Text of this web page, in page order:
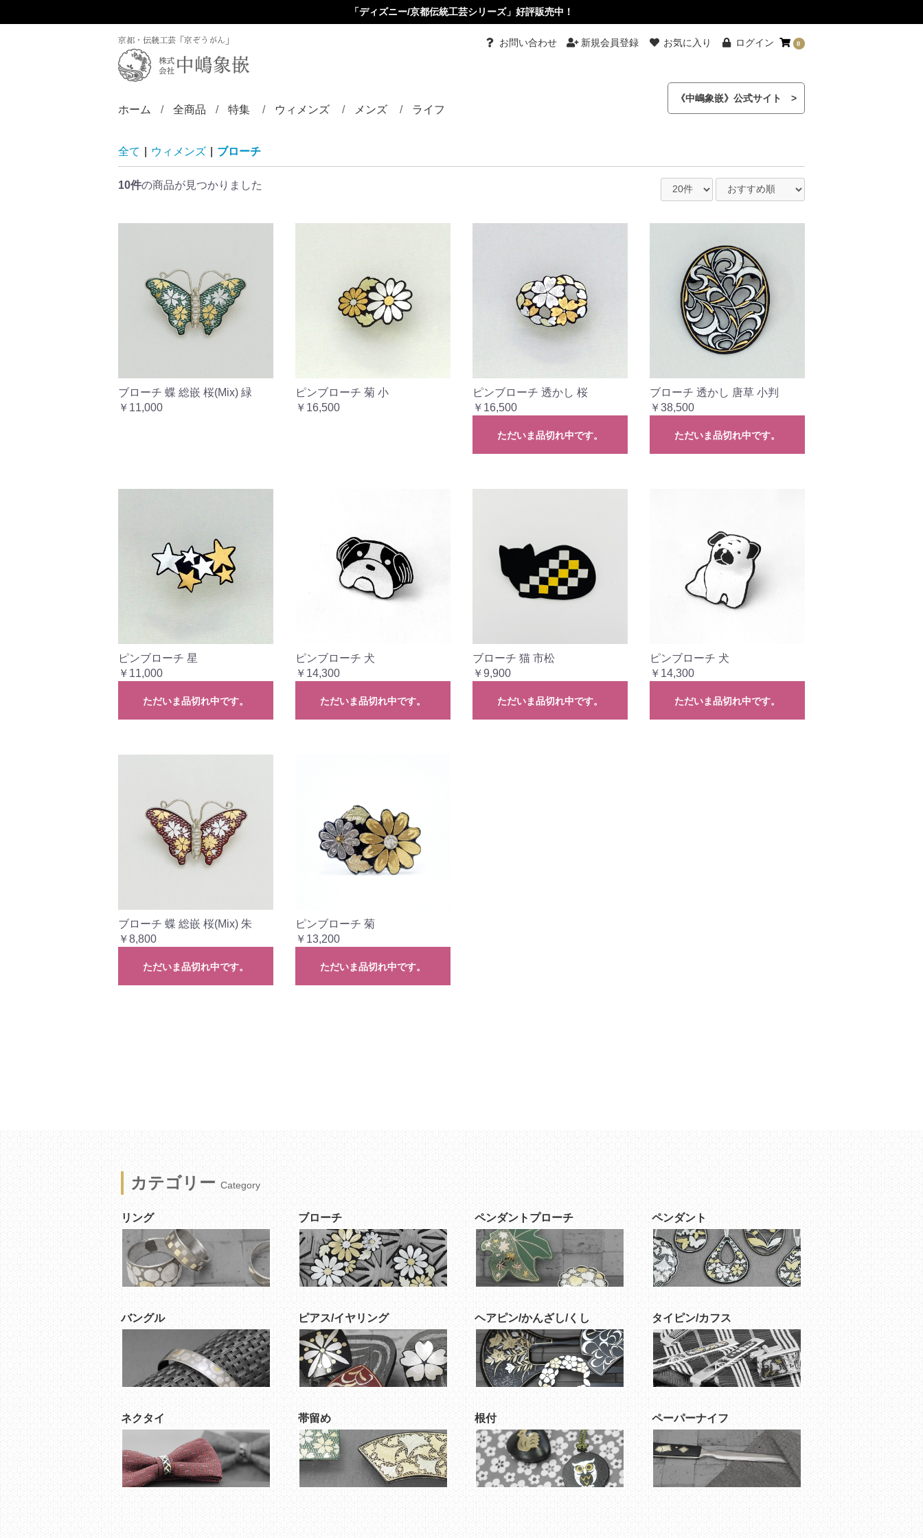
「ディズニー/京都伝統工芸シリーズ」好評販売中！
京都・伝統工芸「京ぞうがん」 0
ホーム 全商品 特集 ウィメンズ メンズ ライフ
お問い合わせ 新規会員登録 お気に入り ログイン
《中嶋象嵌》公式サイト >
全て ウィメンズ ブローチ
10件の商品が見つかりました
ブローチ 蝶 総嵌 桜(Mix) 緑
￥11,000
ピンブローチ 菊 小
￥16,500
ピンブローチ 透かし 桜
￥16,500
ただいま品切れ中です。
ブローチ 透かし 唐草 小判
￥38,500
ただいま品切れ中です。
ピンブローチ 星
￥11,000
ただいま品切れ中です。
ピンブローチ 犬
￥14,300
ただいま品切れ中です。
ブローチ 猫 市松
￥9,900
ただいま品切れ中です。
ピンブローチ 犬
￥14,300
ただいま品切れ中です。
ブローチ 蝶 総嵌 桜(Mix) 朱
￥8,800
ただいま品切れ中です。
ピンブローチ 菊
￥13,200
ただいま品切れ中です。
カテゴリー Category
リング ブローチ ペンダントプローチ ペンダント
バングル ピアス/イヤリング ヘアピン/かんざし/くし タイピン/カフス
ネクタイ 帯留め 根付 ペーパーナイフ